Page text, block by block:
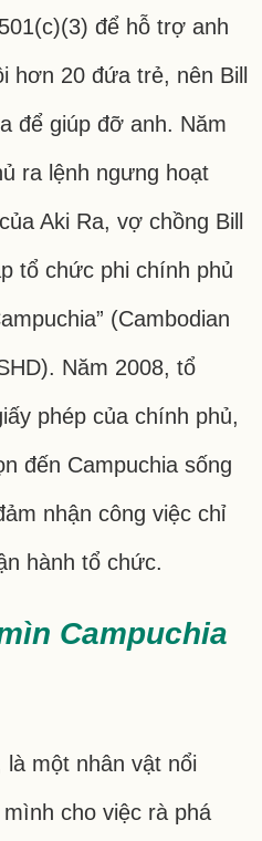
để hỗ trợ anh
hơn 20 đứa trẻ, nên Bill
để giúp đỡ anh. Năm
ra lệnh ngưng hoạt
Aki Ra, vợ chồng Bill
tổ chức phi chính phủ
(Cambodian
Năm 2008, tổ
phép của chính phủ,
đến Campuchia sống
nhận công việc chỉ
hành tổ chức.
Campuchia
là một nhân vật nổi
cho việc rà phá